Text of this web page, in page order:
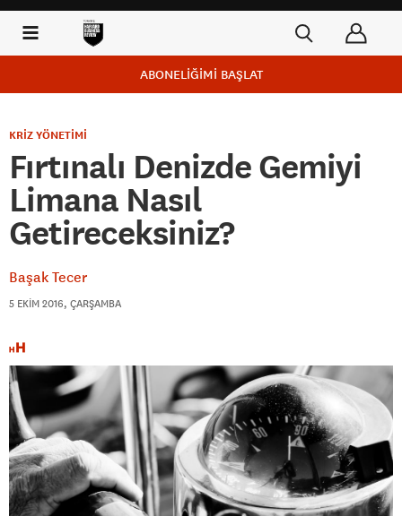
ABONELİĞİMİ BAŞLAT
KRİZ YÖNETİMİ
Fırtınalı Denizde Gemiyi
Limana Nasıl
Getireceksiniz?
Başak Tecer
5 EKIM 2016, ÇARŞAMBA